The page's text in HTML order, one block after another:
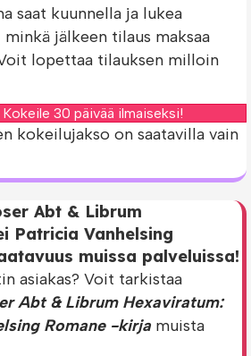
saat kuunnella ja lukea
jälkeen tilaus maksaa
lopettaa tilauksen milloin
30 päivää ilmaiseksi!
kokeilujakso on saatavilla vain
Abt & Librum
Patricia Vanhelsing
muissa palveluissa!
asiakas? Voit tarkistaa
Abt & Librum Hexaviratum:
Romane -kirja muista